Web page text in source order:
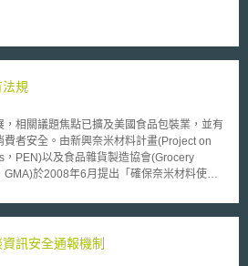
規
相關議題焦點已擴及美國食品包裝業，並有
者安全。由新興奈米材料計畫(Project on
PEN)以及食品雜貨製造協會(Grocery
於2008年6月提出「確保奈米材料使用
and Key Issues )」研究報告，結合
包裝材質對於食物的潛在危機」。 該
訊安全通報機制